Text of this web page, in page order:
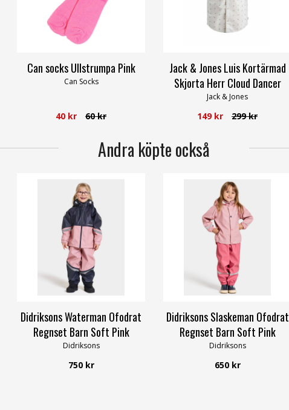
Can socks Ullstrumpa Pink
Can Socks
40 kr 60 kr
Jack & Jones Luis Kortärmad
Skjorta Herr Cloud Dancer
Jack & Jones
149 kr 299 kr
Andra köpte också
Didriksons Waterman Ofodrat
Regnset Barn Soft Pink
Didriksons
750 kr
Didriksons Slaskeman Ofodrat
Regnset Barn Soft Pink
Didriksons
650 kr